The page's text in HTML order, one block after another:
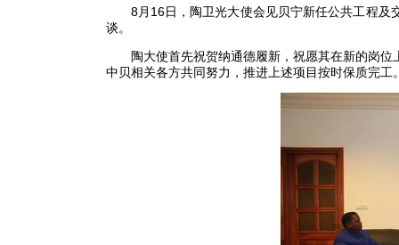
8月 16日，陶卫光大使会见贝宁新任公共工程及
谈。
陶大使首先祝贺纳通德履新，祝愿其在新的岗
中贝相关各方共同努力，推进上述项目按时保质完工